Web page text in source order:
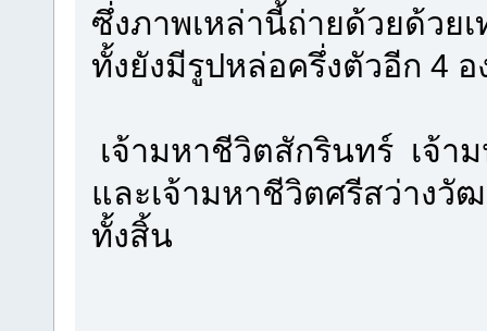
ซึ่งภาพเหล่านี้ถ่ายด้วยด้วย
ทั้งยังมีรูปหล่อครึ่งตัวอีก 4
เจ้ามหาชีวิตสักรินทร์ เจ้า
และเจ้ามหาชีวิตศรีสว่างวั
ทั้งสิ้น